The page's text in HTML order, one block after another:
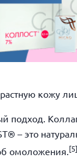
кожу
подход.
– это
омоложения. [5]